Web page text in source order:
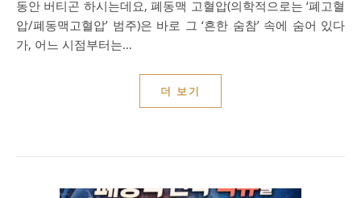
동안 버티곤 하시는데요, 폐동맥 고혈압(의학적으로는 ‘폐고혈
압/폐동맥고혈압’ 범주)은 바로 그 ‘흔한 숨참’ 속에 숨어 있다
가, 어느 시점부터는…
더 보기